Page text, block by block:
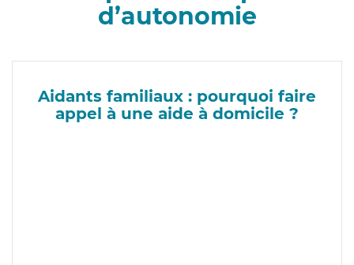
d’autonomie
Aidants familiaux : pourquoi faire
appel à une aide à domicile ?